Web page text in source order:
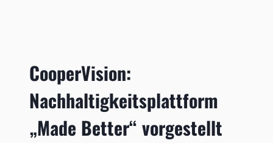
CooperVision:
Nachhaltigkeitsplattform
„Made Better“ vorgestellt